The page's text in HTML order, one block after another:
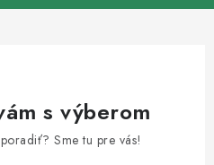
s výberom
Sme tu pre vás!